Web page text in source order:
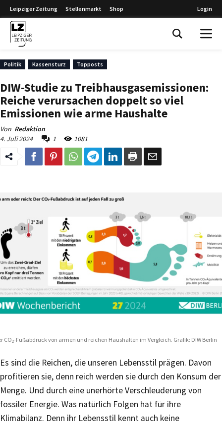
Leipziger Zeitung Stellenmarkt Shop Login
Politik Kassensturz Topposts
DIW-Studie zu Treibhausgasemissionen:
Reiche verursachen doppelt so viel
Emissionen wie arme Haushalte
Von Redaktion
4. Juli 2024
1 1081
CO₂-Fußabdruck von armen und reichen Haushalten im Vergleich. Grafik: DIW Berlin
Es sind die Reichen, die unseren Lebensstil prägen. Davon
profitieren sie, denn reich werden sie durch den Konsum der
Menge. Und durch eine unerhörte Verschleuderung von
fossiler Energie. Was natürlich Folgen hat für ihre
Klimabilanz. Denn ihr Lebensstil kennt auch keine